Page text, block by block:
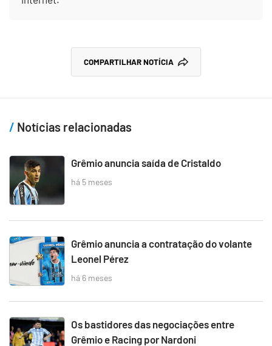
COMPARTILHAR NOTÍCIA
Notícias relacionadas
Grêmio anuncia saída de Cristaldo
há 5 meses
Grêmio anuncia a contratação do volante
Leonel Pérez
há 6 meses
Os bastidores das negociações entre
Grêmio e Racing por Nardoni